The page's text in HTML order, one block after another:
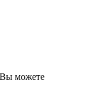
Вы можете